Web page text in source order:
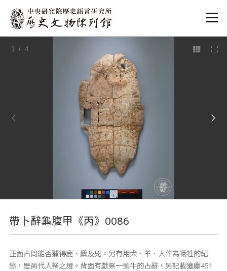
:::
1 / 4
帶卜辭龜腹甲《丙》0086
正面占問能否獵得鹿、麋及兕。另有用犬、羊、人作為犧牲的紀
錄，是商代人祭之證。背面有獻祭一頭牛的占辭，另記載獲麋451